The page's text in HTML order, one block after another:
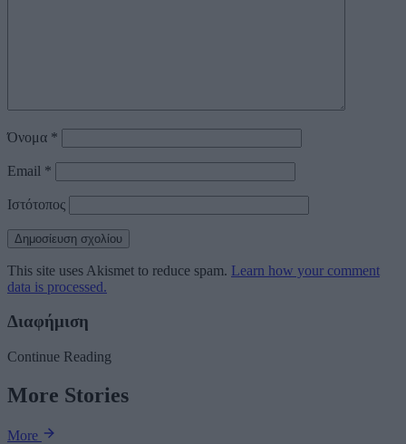
Όνομα *
Email *
Ιστότοπος
This site uses Akismet to reduce spam. Learn how your comment
data is processed.
Διαφήμιση
Continue Reading
More Stories
More